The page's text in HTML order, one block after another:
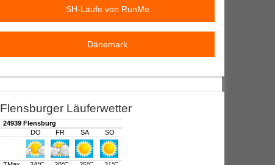
SH-Läufe von RunMe
Dänemark
Flensburger Läuferwetter